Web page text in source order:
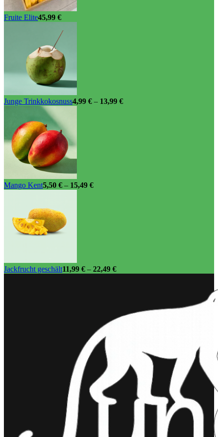
werden
Fruite Elite45,99 €
Junge Trinkkokosnuss4,99 € – 13,99 €
Mango Kent5,50 € – 15,49 €
Jackfrucht geschält11,99 € – 22,49 €